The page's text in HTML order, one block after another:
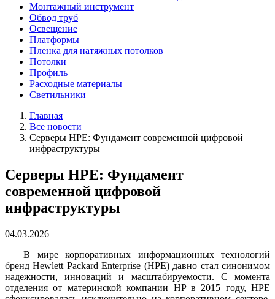
Монтажный инструмент
Обвод труб
Освещение
Платформы
Пленка для натяжных потолков
Потолки
Профиль
Расходные материалы
Светильники
Главная
Все новости
Серверы HPE: Фундамент современной цифровой
инфраструктуры
Серверы HPE: Фундамент
современной цифровой
инфраструктуры
04.03.2026
В мире корпоративных информационных технологий
бренд Hewlett Packard Enterprise (HPE) давно стал синонимом
надежности, инноваций и масштабируемости. С момента
отделения от материнской компании HP в 2015 году, HPE